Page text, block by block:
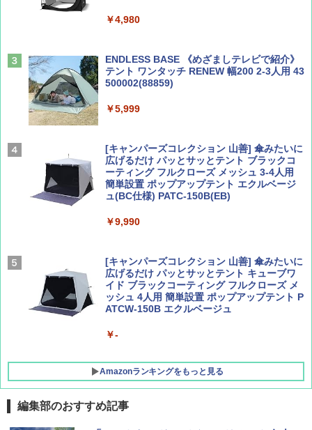
AIRLINE（エアライン）2026年9月号【特
集】ボーイング110周年を祝して！
￥1,760
球の歩き方A ヨーロッパ
A26 地球の歩き方 チェコ ポーランド スロヴ
ァキア 2026～2027 地球の歩き方A ヨーロッ
￥4,980
ENDLESS BASE 《めざましテレビで紹介》
テント ワンタッチ RENEW 幅200 2-3人用 43
500002(88859)
￥5,999
[キャンパーズコレクション 山善] 傘みたいに
広げるだけ パッとサッとテント ブラックコ
ーティング フルクローズ メッシュ 3-4人用
簡単設置 ポップアップテント エクルベージ
ュ(BC仕様) PATC-150B(EB)
￥9,990
[キャンパーズコレクション 山善] 傘みたいに
広げるだけ パッとサッとテント キューブワ
イド ブラックコーティング フルクローズ メ
ッシュ 4人用 簡単設置 ポップアップテント P
ATCW-150B エクルベージュ
￥-
Amazonランキングをもっと見る
編集部のおすすめ記事